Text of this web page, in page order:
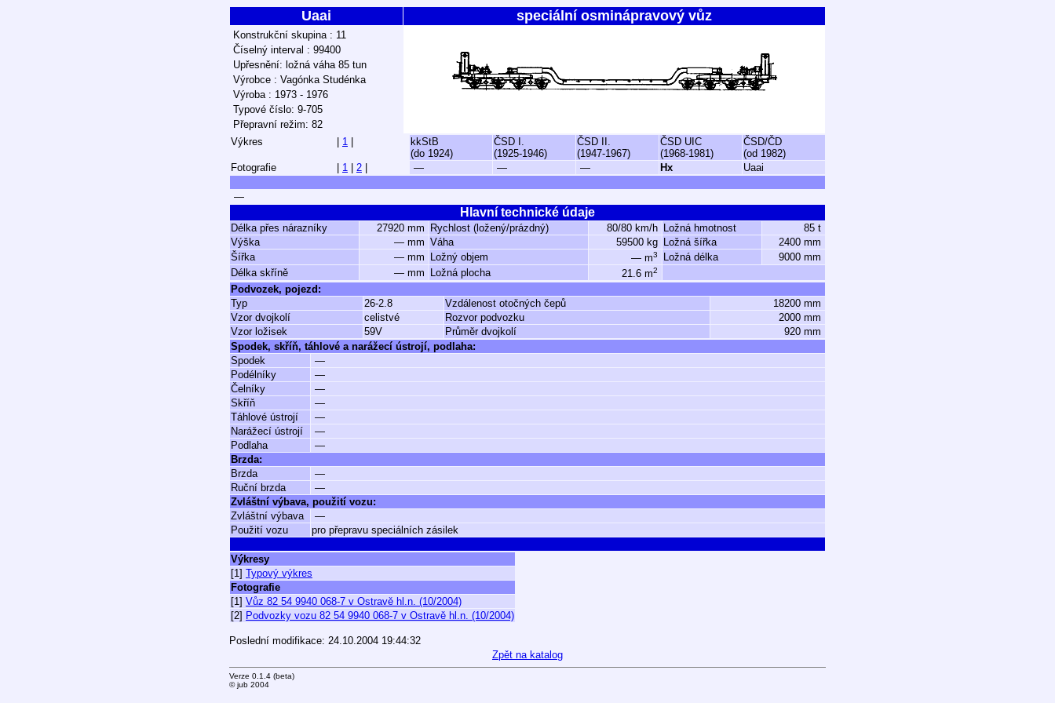
Uaai speciální osminápravový vůz
Konstrukční skupina : 11
Číselný interval : 99400
Upřesnění: ložná váha 85 tun
Výrobce : Vagónka Studénka
Výroba : 1973 - 1976
Typové číslo: 9-705
Přepravní režim: 82
Výkres
1
kkStB
(do 1924)
ČSD I.
(1925-1946)
ČSD II.
(1947-1967)
ČSD UIC
(1968-1981)
ČSD/ČD
(od 1982)
Fotografie
1 2 — — — Hx Uaai
—
Hlavní technické údaje
Délka přes nárazníky 27920 mm Rychlost (ložený/prázdný) 80/80 km/h Ložná hmotnost
85 t
Výška
— mm Váha 59500 kg Ložná šířka
2400 mm
Šířka
— mm Ložný objem — m3 Ložná délka
9000 mm
Délka skříně
— mm Ložná plocha 21.6 m2
Podvozek, pojezd:
Typ
26-2.8 Vzdálenost otočných čepů
18200 mm
Vzor dvojkolí
celistvé Rozvor podvozku
2000 mm
Vzor ložisek
59V Průměr dvojkolí
920 mm
Spodek, skříň, táhlové a narážecí ústrojí, podlaha:
Spodek
—
Podélníky
—
Čelníky
—
Skříň
—
Táhlové ústrojí
—
Narážecí ústrojí
—
Podlaha
—
Brzda:
Brzda
—
Ruční brzda
—
Zvláštní výbava, použití vozu:
Zvláštní výbava
—
Použití vozu
pro přepravu speciálních zásilek
Výkresy
[1] Typový výkres
Fotografie
[1] Vůz 82 54 9940 068-7 v Ostravě hl.n. (10/2004)
[2] Podvozky vozu 82 54 9940 068-7 v Ostravě hl.n. (10/2004)
Poslední modifikace: 24.10.2004 19:44:32
Zpět na katalog
Verze 0.1.4 (beta)
© jub 2004